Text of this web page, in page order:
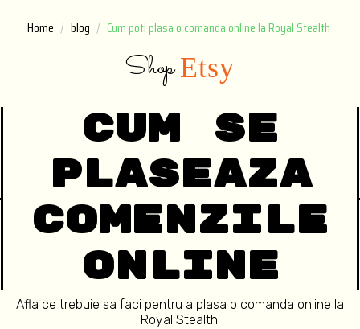
Home blog Cum poti plasa o comanda online la Royal Stealth
Shop Etsy
cum se
plaseaza
comenzile
online
Afla ce trebuie sa faci pentru a plasa o comanda online la
Royal Stealth.